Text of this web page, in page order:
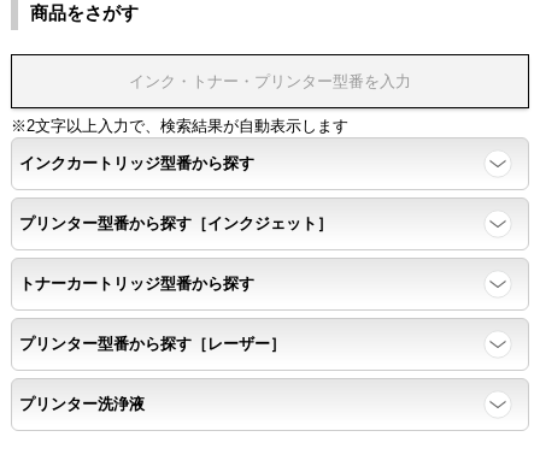
商品をさがす
※2文字以上入力で、検索結果が自動表示します
インクカートリッジ型番から探す
プリンター型番から探す［インクジェット］
トナーカートリッジ型番から探す
プリンター型番から探す［レーザー］
プリンター洗浄液